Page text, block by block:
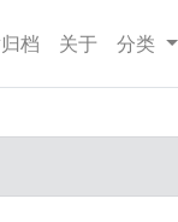
档 关于 分类